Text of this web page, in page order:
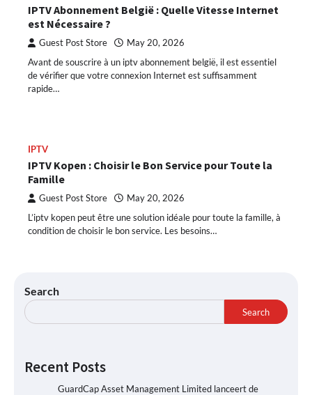
IPTV Abonnement België : Quelle Vitesse Internet
est Nécessaire ?
Guest Post Store May 20, 2026
Avant de souscrire à un iptv abonnement belgië, il est essentiel
de vérifier que votre connexion Internet est suffisamment
rapide…
IPTV
IPTV Kopen : Choisir le Bon Service pour Toute la
Famille
Guest Post Store May 20, 2026
L’iptv kopen peut être une solution idéale pour toute la famille, à
condition de choisir le bon service. Les besoins…
Search
Search
Recent Posts
GuardCap Asset Management Limited lanceert de